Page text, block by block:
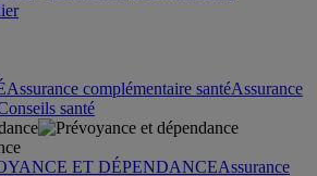
Assurance complémentaire santéAssurance
santé
ET DÉPENDANCEAssurance